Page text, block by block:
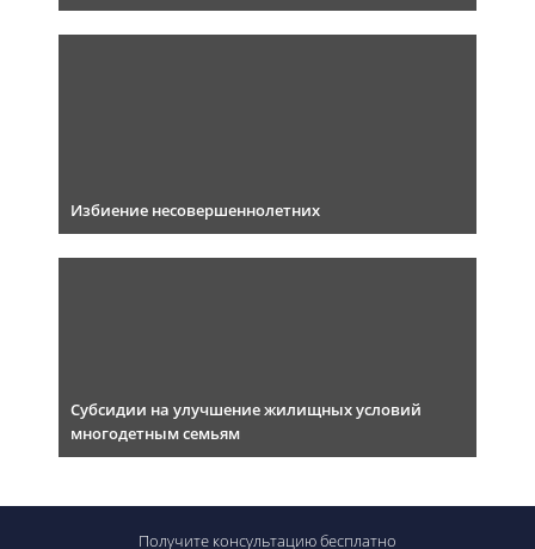
Избиение несовершеннолетних
Субсидии на улучшение жилищных условий
многодетным семьям
Получите консультациюбесплатно